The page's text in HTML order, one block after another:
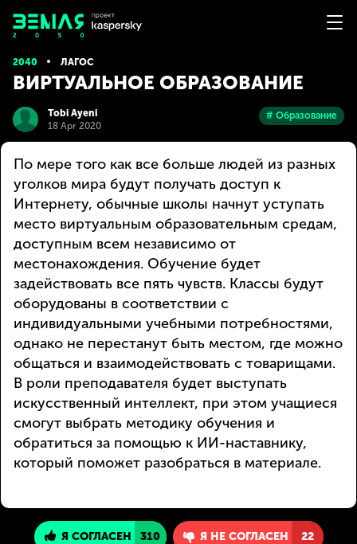
2040 ЛАГОС
ВИРТУАЛЬНОЕ ОБРАЗОВАНИЕ
Tobi Ayeni
18 Apr 2020
# Образование
По мере того как все больше людей из разных
уголков мира будут получать доступ к
Интернету, обычные школы начнут уступать
место виртуальным образовательным средам,
доступным всем независимо от
местонахождения. Обучение будет
задействовать все пять чувств. Классы будут
оборудованы в соответствии с
индивидуальными учебными потребностями,
однако не перестанут быть местом, где можно
общаться и взаимодействовать с товарищами.
В роли преподавателя будет выступать
искусственный интеллект, при этом учащиеся
смогут выбрать методику обучения и
обратиться за помощью к ИИ-наставнику,
который поможет разобраться в материале.
Я СОГЛАСЕН 310 Я НЕ СОГЛАСЕН 22